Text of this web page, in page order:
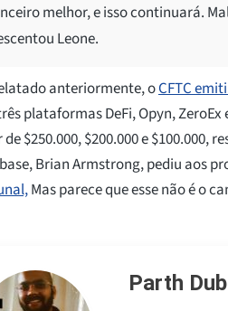
melhor, e isso continuará.
Leone.
anteriormente, oCFTC
plataformas DeFi, Opyn,
$250.000, $200.000 e $100.000,
Brian Armstrong, pediu aos
Mas parece que esse não é o
Parth